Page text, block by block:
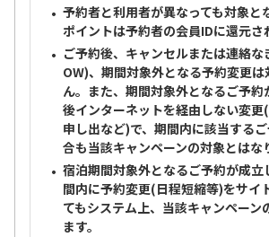
予約者と利用者が異なっても対象と
ポイントは予約者の会員IDに還元さ
ご予約後、キャンセルまたは連絡
OW)、期間対象外となる予約変更
ん。また、期間対象外となるご予約
後インターネットを経由しない変更
申し出など)で、期間内に該当する
合も当該キャンペーンの対象とはな
宿泊期間対象外となるご予約が成立
間内に予約変更(日程短縮等)をサイ
てもシステム上、当該キャンペーン
ます。